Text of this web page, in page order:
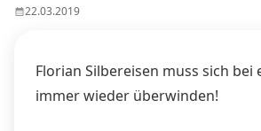
22.03.2019
Florian Silbereisen muss sich bei
immer wieder überwinden!